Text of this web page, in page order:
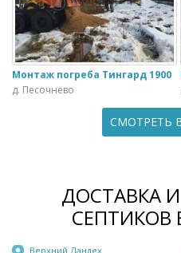
Монтаж погреба Тингард 1900
д. Песочнево
СМОТРЕТЬ
ДОСТАВКА
СЕПТИКОВ
Верхний Ландех